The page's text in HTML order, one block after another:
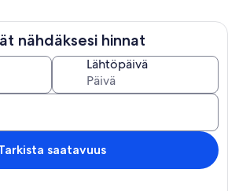
ja keittiö (yhteensä 157 m2). Tämä majoitus
pitää tuttu ympäristösi lomalla tai
erinomaiselle asuinalueelle,
keskikerrokselle, joka on Horta-
Azorien lahdelle, joka kuuluu Maailman
voit lähteä kävelemään ympäri kaupunkia,
kaupallisilla alueilla, ravintoloissa
kuuluisa gininsä ja sen museoiden kautta, ja
taidekokoelmista. Vierailemalla
nähdäksesi hinnat
Lähtöpäivä
saatavuus